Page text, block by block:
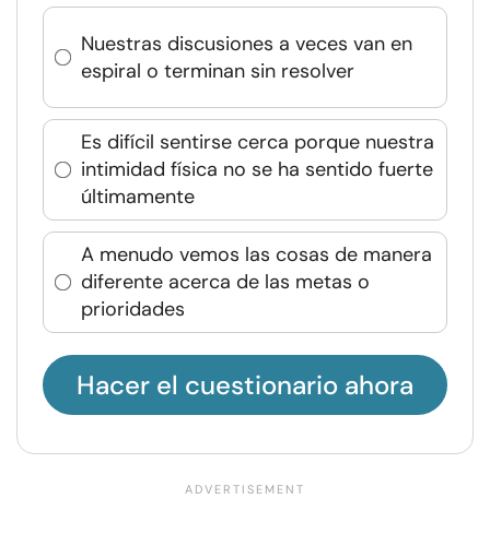
Nuestras discusiones a veces van en
espiral o terminan sin resolver
Es difícil sentirse cerca porque nuestra
intimidad física no se ha sentido fuerte
últimamente
A menudo vemos las cosas de manera
diferente acerca de las metas o
prioridades
Hacer el cuestionario ahora